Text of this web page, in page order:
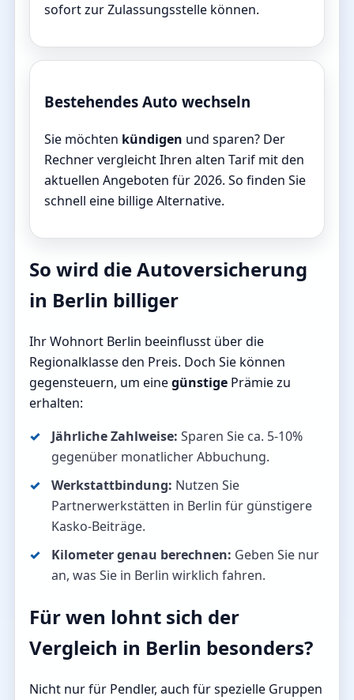
sofort zur Zulassungsstelle können.
Bestehendes Auto wechseln
Sie möchten kündigen und sparen? Der
Rechner vergleicht Ihren alten Tarif mit den
aktuellen Angeboten für 2026. So finden Sie
schnell eine billige Alternative.
So wird die Autoversicherung
in Berlin billiger
Ihr Wohnort Berlin beeinflusst über die
Regionalklasse den Preis. Doch Sie können
gegensteuern, um einegünstige Prämie zu
erhalten:
Jährliche Zahlweise: Sparen Sie ca. 5-10%
gegenüber monatlicher Abbuchung.
Werkstattbindung: Nutzen Sie
Partnerwerkstätten in Berlin für günstigere
Kasko-Beiträge.
Kilometer genau berechnen: Geben Sie nur
an, was Sie in Berlin wirklich fahren.
Für wen lohnt sich der
Vergleich in Berlin besonders?
Nicht nur für Pendler, auch für spezielle Gruppen